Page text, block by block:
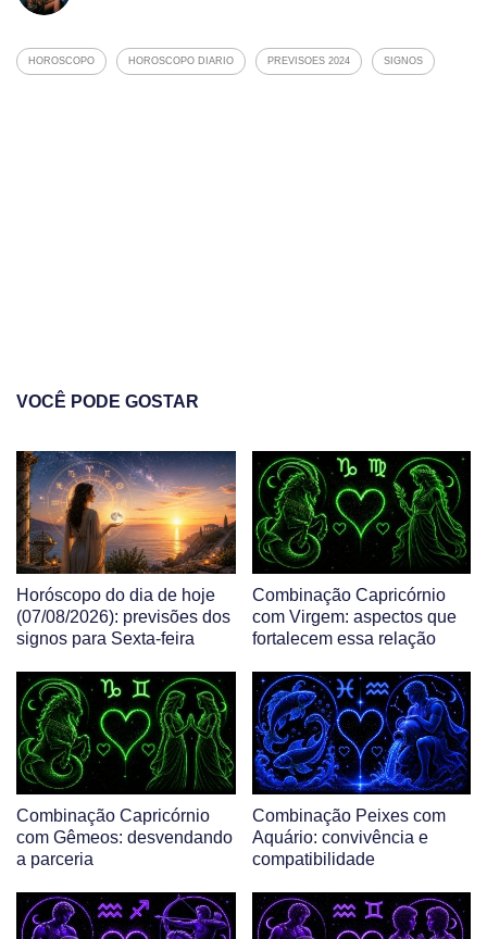
HOROSCOPO HOROSCOPO DIARIO PREVISOES 2024 SIGNOS
VOCÊ PODE GOSTAR
Horóscopo do dia de hoje
(07/08/2026): previsões dos
signos para Sexta-feira
Combinação Capricórnio
com Virgem: aspectos que
fortalecem essa relação
Combinação Capricórnio
com Gêmeos: desvendando
a parceria
Combinação Peixes com
Aquário: convivência e
compatibilidade